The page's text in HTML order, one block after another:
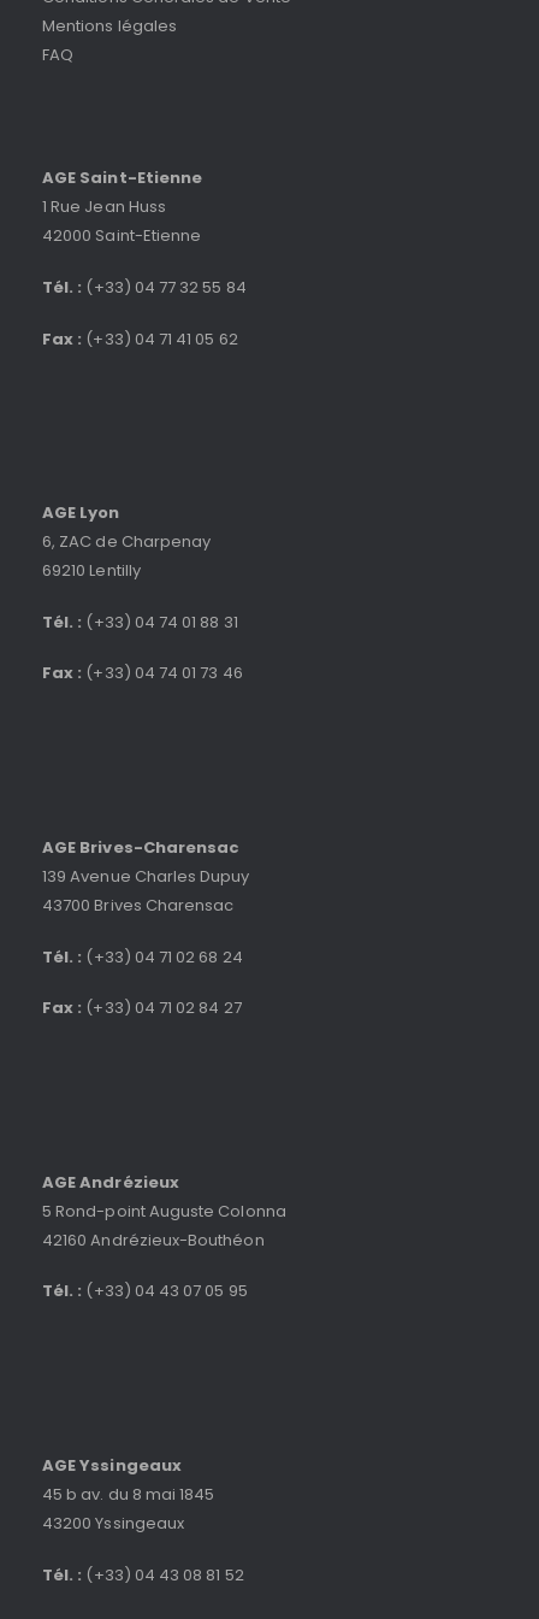
Mentions légales
FAQ
AGE Saint-Etienne
1 Rue Jean Huss
42000 Saint-Etienne
Tél. : (+33) 04 77 32 55 84
Fax : (+33) 04 71 41 05 62
AGE Lyon
6, ZAC de Charpenay
69210 Lentilly
Tél. : (+33) 04 74 01 88 31
Fax : (+33) 04 74 01 73 46
AGE Brives-Charensac
139 Avenue Charles Dupuy
43700 Brives Charensac
Tél. : (+33) 04 71 02 68 24
Fax : (+33) 04 71 02 84 27
AGE Andrézieux
5 Rond-point Auguste Colonna
42160 Andrézieux-Bouthéon
Tél. : (+33) 04 43 07 05 95
AGE Yssingeaux
45 b av. du 8 mai 1845
43200 Yssingeaux
Tél. : (+33) 04 43 08 81 52